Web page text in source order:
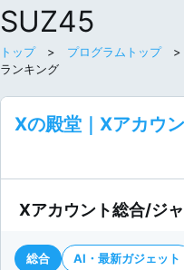
SUZ45
トップ> プログラムトップ> X
ランキング
Xの殿堂｜Xアカウ
Xアカウント総合/ジ
総合 AI・最新ガジェット